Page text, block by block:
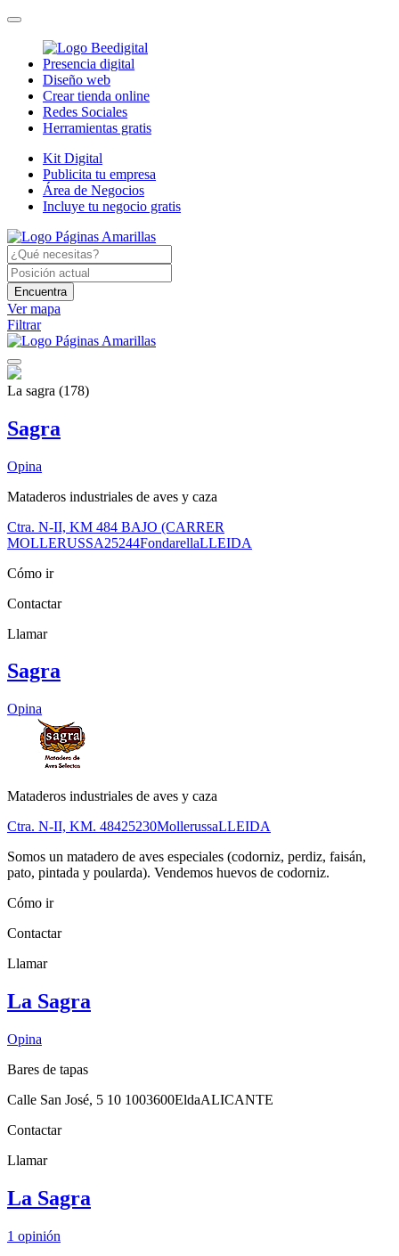
Presencia digital
Diseño web
Crear tienda online
Redes Sociales
Herramientas gratis
Kit Digital
Publicita tu empresa
Área de Negocios
Incluye tu negocio gratis
Encuentra
Ver mapa
Filtrar
La sagra (178)
Sagra
Opina
Mataderos industriales de aves y caza
Ctra. N-II, KM 484 BAJO (CARRER
MOLLERUSSA25244FondarellaLLEIDA
Cómo ir
Contactar
Llamar
Sagra
Opina
Mataderos industriales de aves y caza
Ctra. N-II, KM. 48425230MollerussaLLEIDA
Somos un matadero de aves especiales (codorniz, perdiz, faisán,
pato, pintada y poularda). Vendemos huevos de codorniz.
Cómo ir
Contactar
Llamar
La Sagra
Opina
Bares de tapas
Calle San José, 5 10 1003600EldaALICANTE
Contactar
Llamar
La Sagra
1 opinión